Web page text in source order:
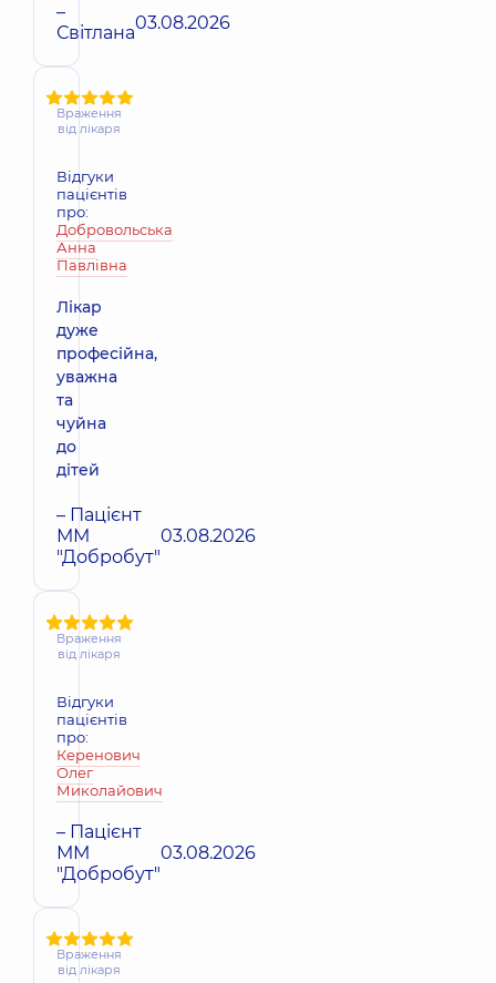
–
Світлана03.08.2026
Враження
від лікаря
Відгуки
пацієнтів
про:
Добровольська
Анна
Павлівна
Лікар
дуже
професійна,
уважна
та
чуйна
до
дітей
– Пацієнт
ММ
"Добробут"
03.08.2026
Враження
від лікаря
Відгуки
пацієнтів
про:
Керенович
Олег
Миколайович
– Пацієнт
ММ
"Добробут"
03.08.2026
Враження
від лікаря